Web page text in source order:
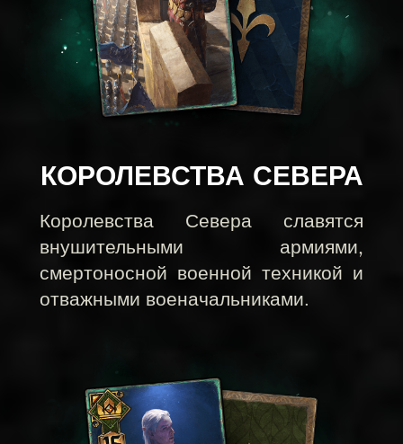
КОРОЛЕВСТВА СЕВЕРА
Королевства Севера славятся
внушительными армиями,
смертоносной военной техникой и
отважными военачальниками.